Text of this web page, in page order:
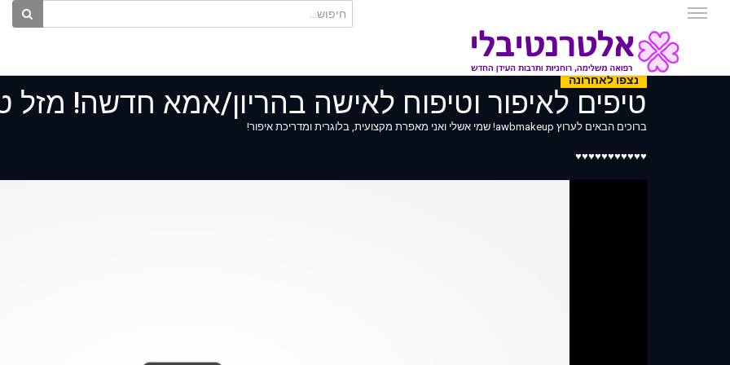
נצפו לאחרונה
טיפים לאיפור וטיפוח לאישה בהריון/אמא חדשה! מזל
ברוכים הבאים לערוץ awbmakeup! שמי אשלי ואני מאפרת מקצועית, בלוגרית ומדריכת איפור!
♥♥♥♥♥♥♥♥♥♥♥